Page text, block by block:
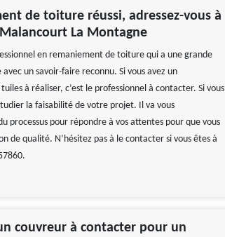
de toiture réussi, adressez-vous à
La Montagne
en remaniement de toiture qui a une grande
un savoir-faire reconnu. Si vous avez un
à réaliser, c’est le professionnel à contacter. Si vous
la faisabilité de votre projet. Il va vous
processus pour répondre à vos attentes pour que vous
de qualité. N’hésitez pas à le contacter si vous êtes à
couvreur à contacter pour un